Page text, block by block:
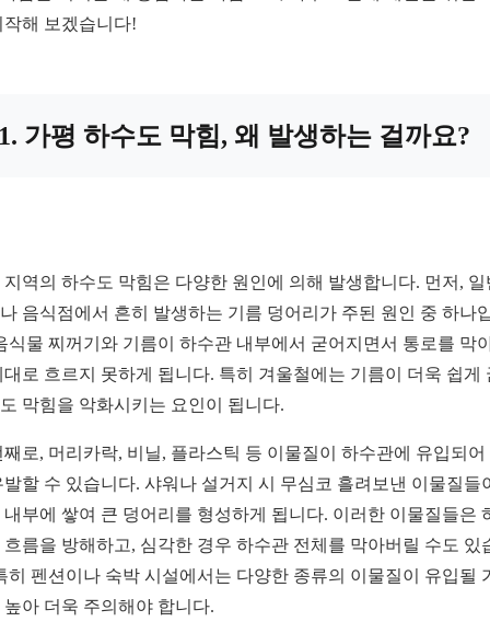
작해 보겠습니다!
가평 하수도 막힘, 왜 발생하는 걸까요?
지역의 하수도 막힘은 다양한 원인에 의해 발생합니다. 먼저, 일
음식점에서 흔히 발생하는 기름 덩어리가 주된 원인 중 하나
식물 찌꺼기와 기름이 하수관 내부에서 굳어지면서 통로를 막
대로 흐르지 못하게 됩니다. 특히 겨울철에는 기름이 더욱 쉽게
막힘을 악화시키는 요인이 됩니다.
째로, 머리카락, 비닐, 플라스틱 등 이물질이 하수관에 유입되어
발할 수 있습니다. 샤워나 설거지 시 무심코 흘려보낸 이물질들
내부에 쌓여 큰 덩어리를 형성하게 됩니다. 이러한 이물질들은
흐름을 방해하고, 심각한 경우 하수관 전체를 막아버릴 수도 있
히 펜션이나 숙박 시설에서는 다양한 종류의 이물질이 유입될
높아 더욱 주의해야 합니다.